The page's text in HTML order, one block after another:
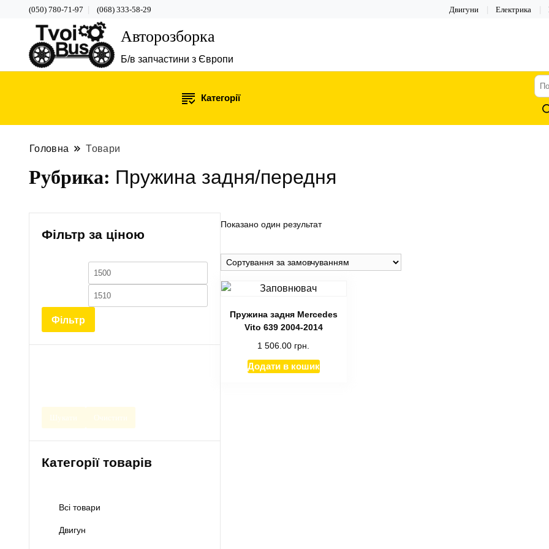
(050) 780-71-97 (068) 333-58-29 Двигуни Електрика
Авторозборка
Б/в запчастини з Європи
Категорії
Головна Товари
Рубрика: Пружина задня/передня
Показано один результат
Пружина задня Mercedes
Vito 639 2004-2014
1 506.00 грн.
Додати в кошик
Фільтр за ціною
Мінімальна
ціна
Найбільша
ціна
Фільтр
Шукати Очистити
Категорії товарів
Всі товари
Двигун